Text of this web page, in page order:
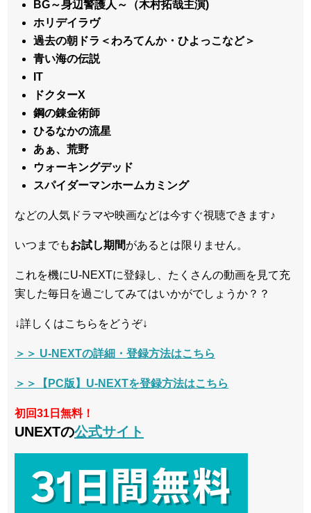
BG～身辺警護人～（木村拓哉主演)
ホリデイラヴ
過去の朝ドラ＜わろてんか・ひよっこなど＞
青い海の伝説
IT
ドクターX
鋼の錬金術師
ひるなかの流星
あぁ、荒野
ウォーキングデッド
スパイダーマンホームカミング
などの人気ドラマや映画などは今すぐ視聴できます♪
いつまでもお試し期間があるとは限りません。
これを機にU-NEXTに登録し、たくさんの動画を見て充
実した毎日を過ごしてみてはいかがでしょうか？？
↓詳しくはこちらをどうぞ↓
＞＞ U-NEXTの詳細・登録方法はこちら
＞＞【PC版】U-NEXTを登録方法はこちら
初回31日無料！
UNEXTの公式サイト